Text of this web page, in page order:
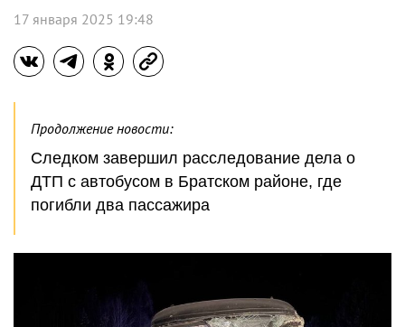
17 января 2025 19:48
Продолжение новости:
Следком завершил расследование дела о
ДТП с автобусом в Братском районе, где
погибли два пассажира